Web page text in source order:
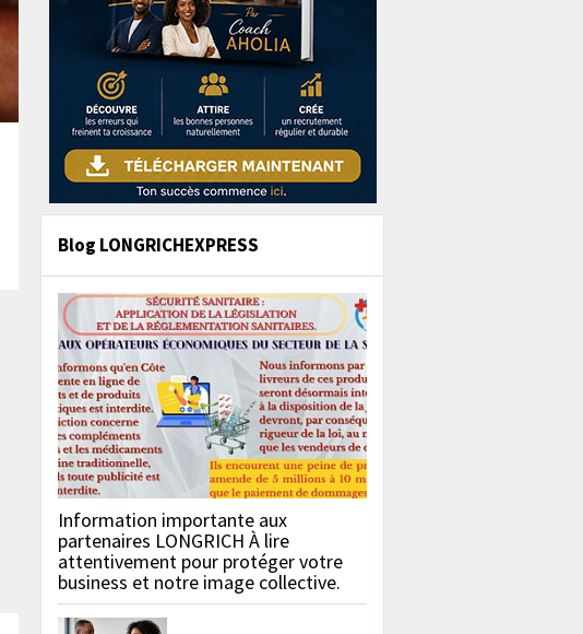
Blog LONGRICHEXPRESS
Information importante aux
partenaires LONGRICH À lire
attentivement pour protéger votre
business et notre image collective.